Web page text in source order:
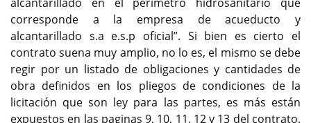
corresponde a la empresa de acueducto y
alcantarillado s.a e.s.p oficial”. Si bien es cierto el
contrato suena muy amplio, no lo es, el mismo se debe
regir por un listado de obligaciones y cantidades de
obra definidos en los pliegos de condiciones de la
licitación que son ley para las partes, es más están
expuestos en las paginas 9, 10, 11, 12 y 13 del contrato.